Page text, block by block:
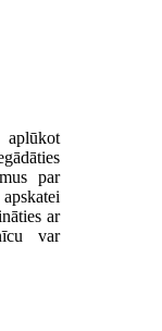
aplūkot
par
ar
var